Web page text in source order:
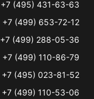
+7 (495) 431-63-63
+7 (499) 653-72-12
+7 (499) 288-05-36
+7 (499) 110-86-79
+7 (495) 023-81-52
+7 (499) 110-53-06